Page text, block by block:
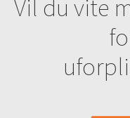
Vil du vite